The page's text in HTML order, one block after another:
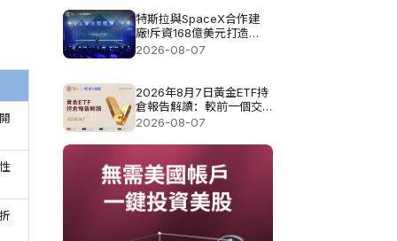
特斯拉與SpaceX合作建
廠!斥資168億美元打造
Terafab基地
2026-08-07
2026年8月7日黃金ETF持
倉報告解讀：較前一個交
易日增加0.571噸
2026-08-07